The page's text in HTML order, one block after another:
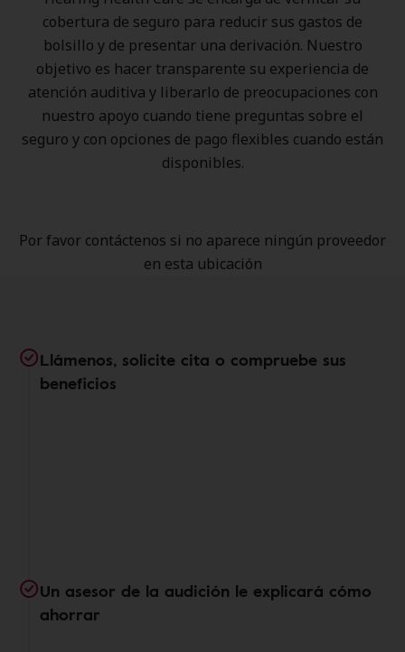
cobertura de seguro para reducir sus gastos de
bolsillo y de presentar una derivación. Nuestro
objetivo es hacer transparente su experiencia de
atención auditiva y liberarlo de preocupaciones con
nuestro apoyo cuando tiene preguntas sobre el
seguro y con opciones de pago flexibles cuando están
disponibles.
Por favor contáctenos si no aparece ningún proveedor
en esta ubicación
Llámenos, solicite cita o compruebe sus
beneficios
Un asesor de la audición le explicará cómo
ahorrar